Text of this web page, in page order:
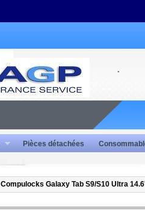
Pièces détachées
Compulocks Galaxy Tab S9/S10 Ultra